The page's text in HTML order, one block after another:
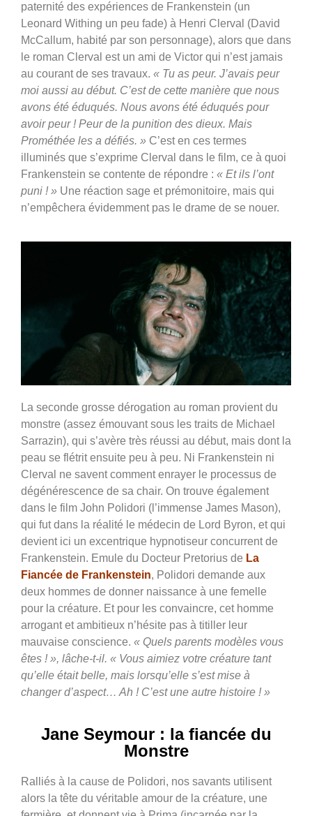
paternité des expériences de Frankenstein (un
Leonard Withing un peu fade) à Henri Clerval (David
McCallum, habité par son personnage), alors que dans
le roman Clerval est un ami de Victor qui n’est jamais
au courant de ses travaux. « Tu as peur. J’avais peur
moi aussi au début. C’est de cette manière que nous
avons été éduqués. Nous avons été éduqués pour
avoir peur ! Peur de la punition des dieux. Mais
Prométhée les a défiés. » C’est en ces termes
illuminés que s’exprime Clerval dans le film, ce à quoi
Frankenstein se contente de répondre : « Et ils l’ont
puni ! » Une réaction sage et prémonitoire, mais qui
n’empêchera évidemment pas le drame de se nouer.
La seconde grosse dérogation au roman provient du
monstre (assez émouvant sous les traits de Michael
Sarrazin), qui s’avère très réussi au début, mais dont la
peau se flétrit ensuite peu à peu. Ni Frankenstein ni
Clerval ne savent comment enrayer le processus de
dégénérescence de sa chair. On trouve également
dans le film John Polidori (l’immense James Mason),
qui fut dans la réalité le médecin de Lord Byron, et qui
devient ici un excentrique hypnotiseur concurrent de
Frankenstein. Emule du Docteur Pretorius de La
Fiancée de Frankenstein, Polidori demande aux
deux hommes de donner naissance à une femelle
pour la créature. Et pour les convaincre, cet homme
arrogant et ambitieux n’hésite pas à titiller leur
mauvaise conscience. « Quels parents modèles vous
êtes ! », lâche-t-il. « Vous aimiez votre créature tant
qu’elle était belle, mais lorsqu’elle s’est mise à
changer d’aspect… Ah ! C’est une autre histoire ! »
Jane Seymour : la fiancée du
Monstre
Ralliés à la cause de Polidori, nos savants utilisent
alors la tête du véritable amour de la créature, une